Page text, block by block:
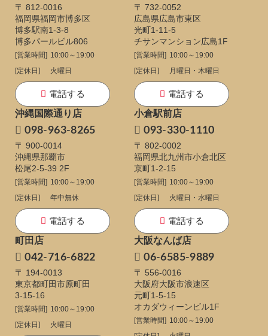
〒 812-0016
福岡県福岡市博多区
博多駅南1-3-8
博多パールビル806
[営業時間] 10:00～19:00
[定休日]
火曜日
電話する
〒 732-0052
広島県広島市東区
光町1-11-5
チサンマンション広島1F
[営業時間] 10:00～19:00
[定休日]
月曜日・木曜日
電話する
沖縄国際通り店
098-963-8265
〒 900-0014
沖縄県那覇市
松尾2-5-39 2F
[営業時間] 10:00～19:00
[定休日]
年中無休
電話する
小倉駅前店
093-330-1110
〒 802-0002
福岡県北九州市小倉北区
京町1-2-15
[営業時間] 10:00～19:00
[定休日]
火曜日・水曜日
電話する
町田店
042-716-6822
〒 194-0013
東京都町田市原町田
3-15-16
[営業時間] 10:00～19:00
[定休日]
火曜日
大阪なんば店
06-6585-9889
〒 556-0016
大阪府大阪市浪速区
元町1-5-15
オカダウィーンビル1F
[営業時間] 10:00～19:00